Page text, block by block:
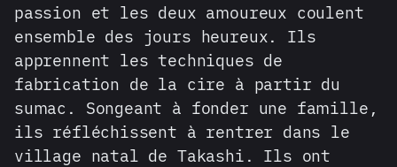
passion et les deux amoureux coulent
ensemble des jours heureux. Ils
apprennent les techniques de
fabrication de la cire à partir du
sumac. Songeant à fonder une famille,
ils réfléchissent à rentrer dans le
village natal de Takashi. Ils ont